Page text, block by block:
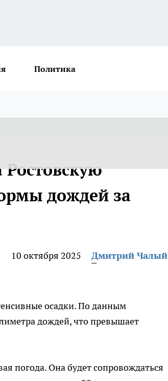
Политика
дождей за
10 октября 2025
Дмитрий Чалый
осадки. По данным
дождей, что превышает
погода. Она будет сопровождаться